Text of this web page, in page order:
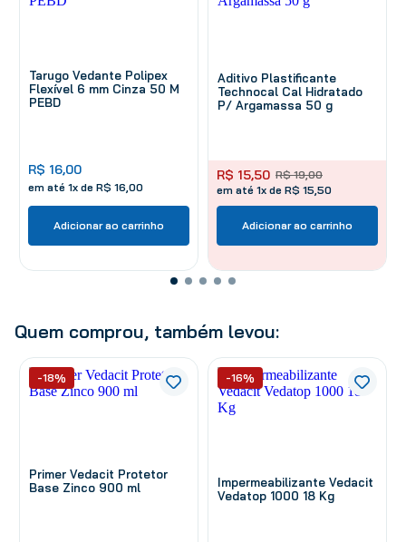
Tarugo Vedante Polipex
Flexível 6 mm Cinza 50 M
PEBD
R$ 16,00
em até 1x de R$ 16 00
Adicionar ao carrinho
Aditivo Plastificante
Technocal Cal Hidratado
P/ Argamassa 50 g
R$ 19,00
R$ 15,50
em até 1x de R$ 15,50
Adicionar ao carrinho
Quem comprou, também levou:
Primer Vedacit Protetor
Base Zinco 900 ml
-18%
Impermeabilizante Vedacit
Vedatop 1000 18 Kg
-16%